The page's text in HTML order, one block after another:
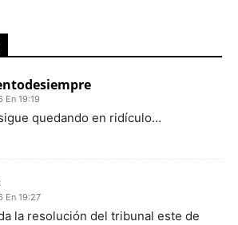
En 19:19
quedando en ridículo…
En 19:27
la resolución del tribunal este de